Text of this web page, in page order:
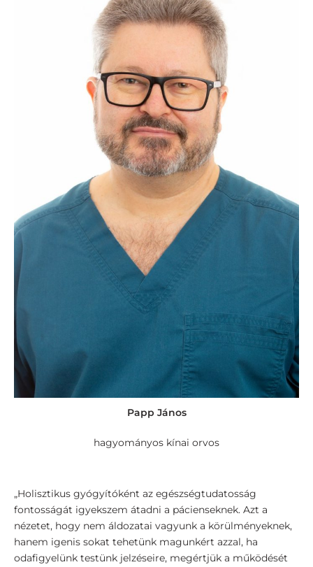
Papp János
hagyományos kínai orvos
„Holisztikus gyógyítóként az egészségtudatosság
fontosságát igyekszem átadni a pácienseknek. Azt a
nézetet, hogy nem áldozatai vagyunk a körülményeknek,
hanem igenis sokat tehetünk magunkért azzal, ha
odafigyelünk testünk jelzéseire, megértjük a működését